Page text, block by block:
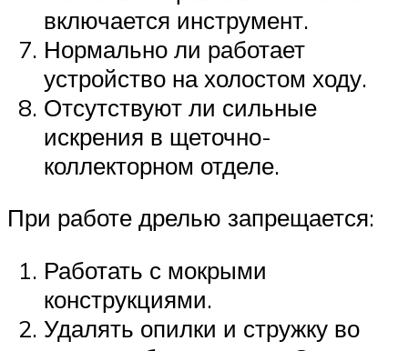
включается инструмент.
Нормально ли работает
устройство на холостом ходу.
Отсутствуют ли сильные
искрения в щеточно-
коллекторном отделе.
При работе дрелью запрещается:
Работать с мокрыми
конструкциями.
Удалять опилки и стружку во